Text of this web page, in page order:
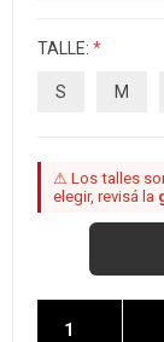
TALLE: *
S M
⚠ Los talles
elegir, revisá la